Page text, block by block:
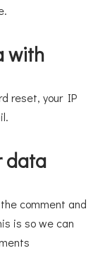
with
reset, your IP
data
comment and
is so we can